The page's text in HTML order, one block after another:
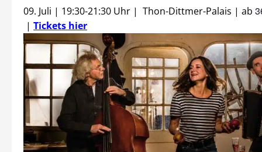
09. Juli | 19:30-21:30 Uhr | Thon-Dittmer-Palais | ab
| Tickets hier